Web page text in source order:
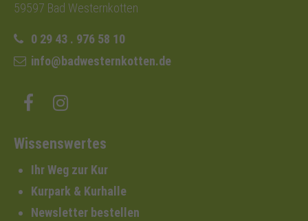
59597 Bad Westernkotten
0 29 43 . 976 58 10
info@badwesternkotten.de
Wissenswertes
Ihr Weg zur Kur
Kurpark & Kurhalle
Newsletter bestellen